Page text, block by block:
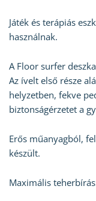
Játék és terápiás
használnak.
A Floor surfer
Az ívelt első része
helyzetben, fekve
biztonságérzetet a
Erős műanyagból,
készült.
Maximális